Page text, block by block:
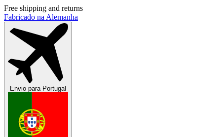
Free shipping and returns
Fabricado na Alemanha
Envio paraPortugal